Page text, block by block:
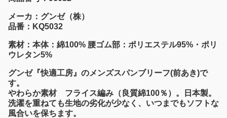
メーカ：グンゼ（株）
品番：KQ5032
素材：本体：綿100% 腰ゴム部：ポリエステル95%・ポリ
ウレタン5%
グンゼ『快適工房』のメンズスパンブリーフ(前あき)で
す。
やわらか素材 フライス編み（良質綿100％）。日本製。
洗濯を重ねても生地の劣化が少なく、いつまでもソフトな
風合いを保ちます。